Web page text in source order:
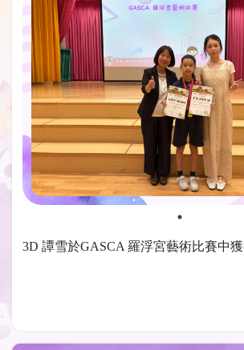
3D 譚雪於GASCA 羅浮宮藝術比賽中